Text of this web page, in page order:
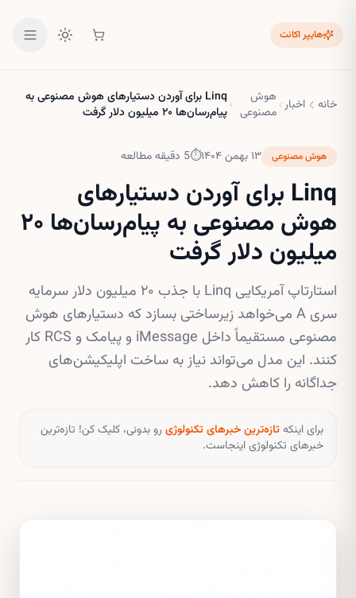
هایپر اکانت
خانه اخبار هوش
مصنوعی
Linq برای آوردن دستیارهای هوش مصنوعی به
پیام‌رسان‌ها ۲۰ میلیون دلار گرفت
هوش مصنوعی ۱۳ بهمن ۱۴۰۴ ⏱
5 دقیقه مطالعه
Linq برای آوردن دستیارهای
هوش مصنوعی به پیام‌رسان‌ها ۲۰
میلیون دلار گرفت
استارتاپ آمریکایی Linq با جذب ۲۰ میلیون دلار سرمایه
سری A می‌خواهد زیرساختی بسازد که دستیارهای هوش
مصنوعی مستقیماً داخل iMessage و پیامک و RCS کار
کنند. این مدل می‌تواند نیاز به ساخت اپلیکیشن‌های
جداگانه را کاهش دهد.
برای اینکهتازه‌ترین خبرهای تکنولوژی رو بدونی، کلیک کن! تازه‌ترین
خبرهای تکنولوژی اینجاست.